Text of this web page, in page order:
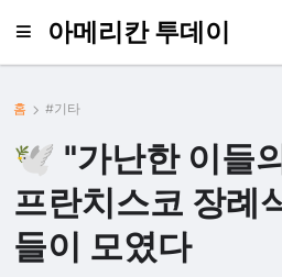
아메리칸 투데이
홈 #기타
🕊️ "가난한 이들
프란치스코 장례
들이 모였다